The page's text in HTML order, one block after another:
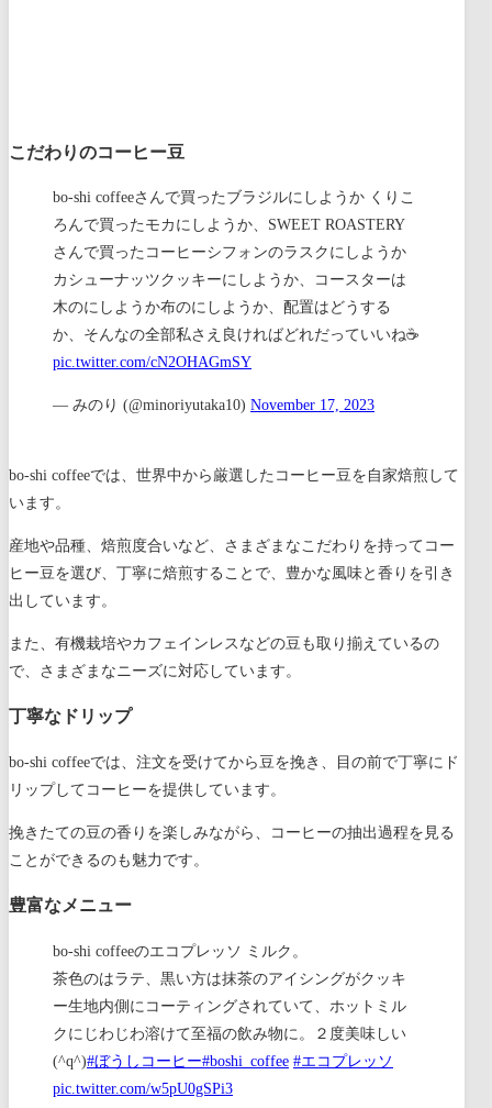
こだわりのコーヒー豆
bo-shi coffeeさんで買ったブラジルにしようか くりこ
ろんで買ったモカにしようか、SWEET ROASTERY
さんで買ったコーヒーシフォンのラスクにしようか
カシューナッツクッキーにしようか、コースターは
木のにしようか布のにしようか、配置はどうする
か、そんなの全部私さえ良ければどれだっていいね☕️
pic.twitter.com/cN2OHAGmSY
— みのり (@minoriyutaka10) November 17, 2023
bo-shi coffeeでは、世界中から厳選したコーヒー豆を自家焙煎して
います。
産地や品種、焙煎度合いなど、さまざまなこだわりを持ってコー
ヒー豆を選び、丁寧に焙煎することで、豊かな風味と香りを引き
出しています。
また、有機栽培やカフェインレスなどの豆も取り揃えているの
で、さまざまなニーズに対応しています。
丁寧なドリップ
bo-shi coffeeでは、注文を受けてから豆を挽き、目の前で丁寧にド
リップしてコーヒーを提供しています。
挽きたての豆の香りを楽しみながら、コーヒーの抽出過程を見る
ことができるのも魅力です。
豊富なメニュー
bo-shi coffeeのエコプレッソ ミルク。
茶色のはラテ、黒い方は抹茶のアイシングがクッキ
ー生地内側にコーティングされていて、ホットミル
クにじわじわ溶けて至福の飲み物に。２度美味しい
(^q^)#ぼうしコーヒー#boshi_coffee #エコプレッソ
pic.twitter.com/w5pU0gSPi3